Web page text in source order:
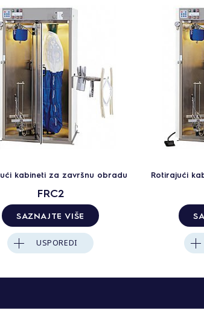
kabineti za završnu obradu
FRC2
SAZNAJTE VIŠE
USPOREDI
Rotirajući